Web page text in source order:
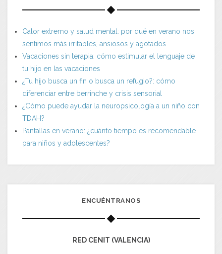
Calor extremo y salud mental: por qué en verano nos
sentimos más irritables, ansiosos y agotados
Vacaciones sin terapia: cómo estimular el lenguaje de
tu hijo en las vacaciones
¿Tu hijo busca un fin o busca un refugio?: cómo
diferenciar entre berrinche y crisis sensorial
¿Cómo puede ayudar la neuropsicología a un niño con
TDAH?
Pantallas en verano: ¿cuánto tiempo es recomendable
para niños y adolescentes?
ENCUÉNTRANOS
RED CENIT (VALENCIA)